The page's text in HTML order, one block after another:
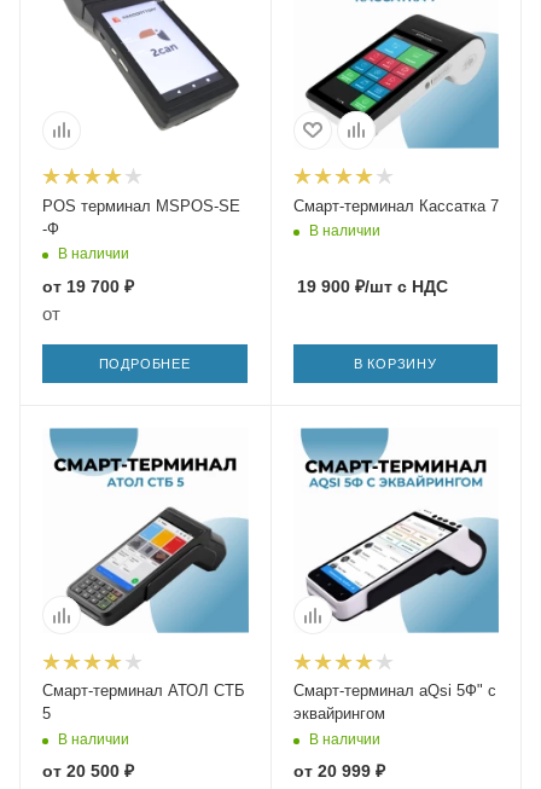
POS терминал MSPOS-SE
-Ф
В наличии
от 19 700 ₽
от
ПОДРОБНЕЕ
Смарт-терминал Кассатка 7
В наличии
19 900₽/штс НДС
В КОРЗИНУ
Смарт-терминал АТОЛ СТБ
5
В наличии
от 20 500 ₽
Смарт-терминал aQsi 5Ф" с
эквайрингом
В наличии
от 20 999 ₽